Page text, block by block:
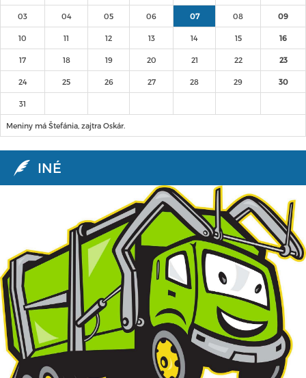
03 04 05 06 07 08 09
10 11 12 13 14 15 16
17 18 19 20 21 22 23
24 25 26 27 28 29 30
31
Meniny má Štefánia, zajtra Oskár.
INÉ